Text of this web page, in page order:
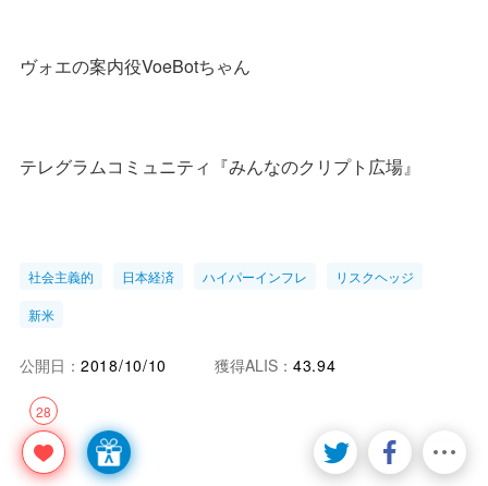
ヴォエの案内役VoeBotちゃん
テレグラムコミュニティ『みんなのクリプト広場』
社会主義的 日本経済 ハイパーインフレ リスクヘッジ
新米
28
公開日： 2018/10/10 獲得ALIS： 43.94